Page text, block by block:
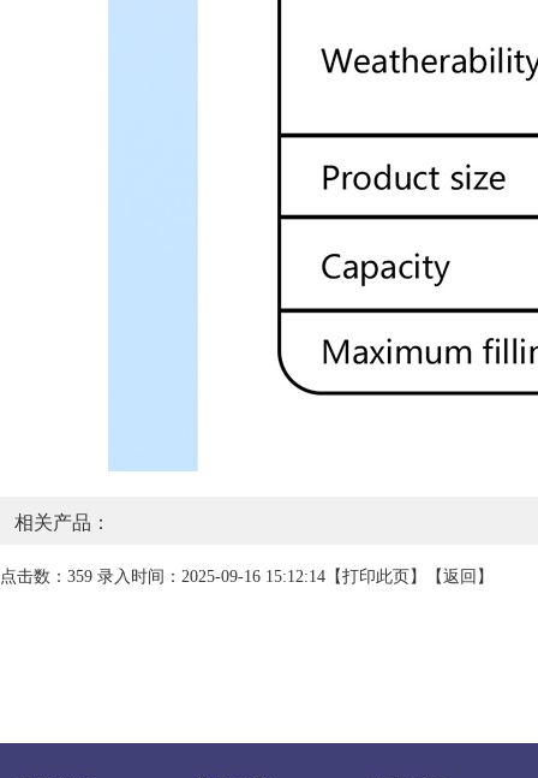
相关产品：
点击数：359 录入时间：2025-09-16 15:12:14【打印此页 】【返回 】